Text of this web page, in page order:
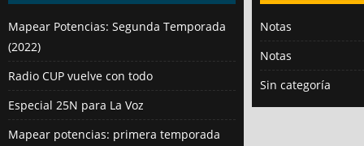
Mapear Potencias: Segunda Temporada
(2022)
Radio CUP vuelve con todo
Especial 25N para La Voz
Mapear potencias: primera temporada
Notas
Notas
Sin categoría